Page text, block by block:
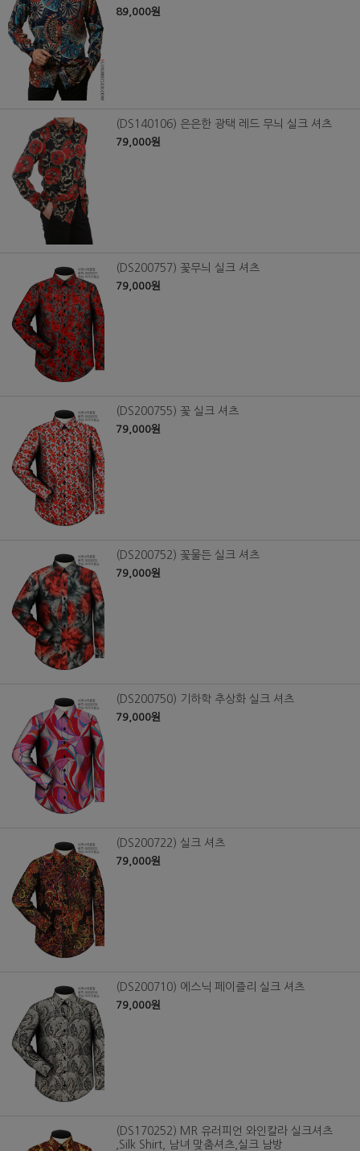
89,000원
(DS140106) 은은한 광택 레드 무늬 실크 셔츠
79,000원
(DS200757) 꽃무늬 실크 셔츠
79,000원
(DS200755) 꽃 실크 셔츠
79,000원
(DS200752) 꽃물든 실크 셔츠
79,000원
(DS200750) 기하학 추상화 실크 셔츠
79,000원
(DS200722) 실크 셔츠
79,000원
(DS200710) 에스닉 페이즐리 실크 셔츠
79,000원
(DS170252) MR 유러피언 와인칼라 실크셔츠
,Silk Shirt, 남녀 맞춤셔츠,실크 남방